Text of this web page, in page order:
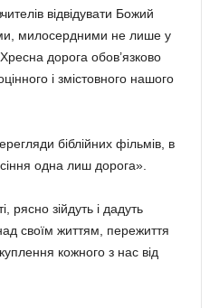
відвідувати Божий
милосердними не лише у
дорога обов’язково
і змістовного нашого
біблійних фільмів, в
одна лиш дорога».
рясно зійдуть і дадуть
своїм життям, пережиття
кожного з нас від